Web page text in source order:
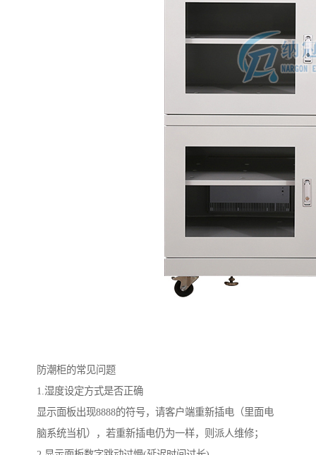
防潮柜的常见问题
1.湿度设定方式是否正确
显示面板出现8888的符号，请客户端重新插电（里面电
脑系统当机），若重新插电仍为一样，则派人维修；